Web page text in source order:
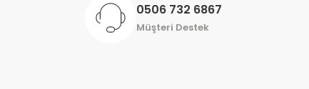
0506 732 6867
Müşteri Destek